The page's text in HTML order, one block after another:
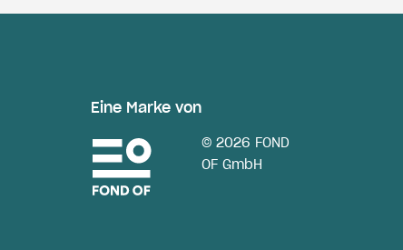
Eine Marke von
© 2026 FOND
OF GmbH